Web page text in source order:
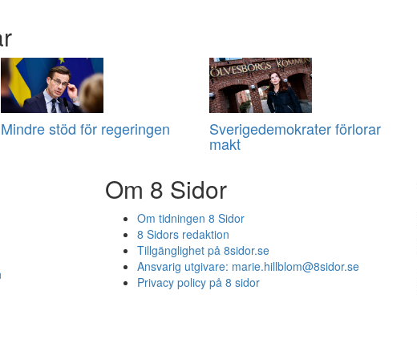
Mindre stöd för regeringen Sverigedemokrater förlorar
makt
Om 8 Sidor
Om tidningen 8 Sidor
8 Sidors redaktion
Tillgänglighet på 8sidor.se
Ansvarig utgivare: marie.hillblom@8sidor.se
Privacy policy på 8 sidor